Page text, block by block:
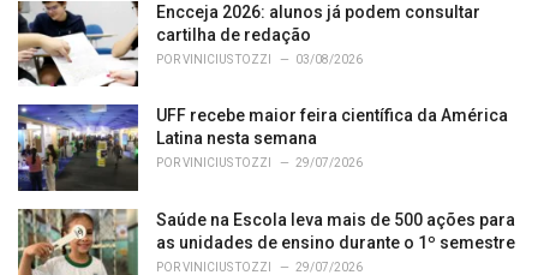
o
r
i
e
:
Encceja 2026: alunos já podem consultar
cartilha de redação
PORVINICIUS TOZZI 03/08/2026
UFF recebe maior feira científica da América
Latina nesta semana
PORVINICIUS TOZZI 29/07/2026
Saúde na Escola leva mais de 500 ações para
as unidades de ensino durante o 1º semestre
PORVINICIUS TOZZI 29/07/2026